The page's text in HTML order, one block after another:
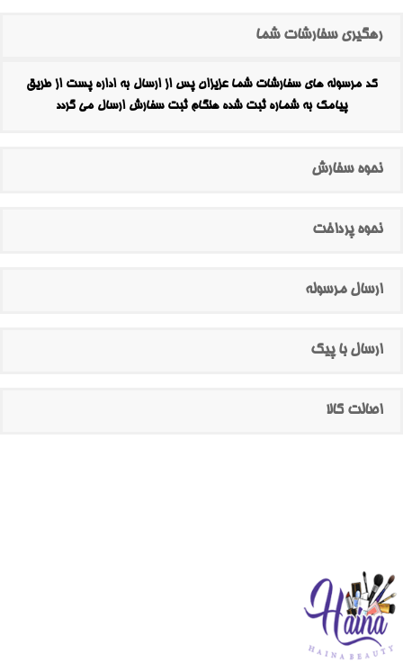
رهگیری سفارشات شما
کد مرسوله های سفارشات شما عزیزان پس از ارسال به اداره پست از طریق
پیامک به شماره ثبت شده هنگام ثبت سفارش ارسال می گردد
نحوه سفارش
نحوه پرداخت
ارسال مرسوله
ارسال با پیک
اصالت کالا